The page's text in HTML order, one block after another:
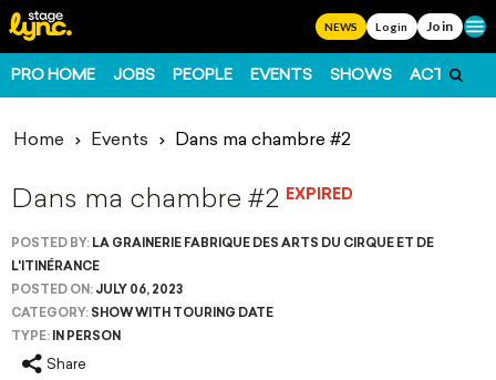
NEWS Login Join
PRO HOME JOBS PEOPLE EVENTS SHOWS ACTS
Home Events Dans ma chambre #2
Dans ma chambre #2 EXPIRED
POSTED BY: LA GRAINERIE FABRIQUE DES ARTS DU CIRQUE ET DE
L'ITINÉRANCE
POSTED ON: JULY 06, 2023
CATEGORY: SHOW WITH TOURING DATE
TYPE: IN PERSON
Share